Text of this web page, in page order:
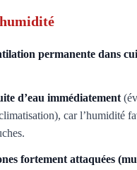
permanente dans
d’eau immédiatement
car l’humidité
fortement attaquées